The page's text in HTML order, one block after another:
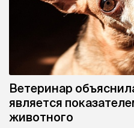
Ветеринар
является
животного